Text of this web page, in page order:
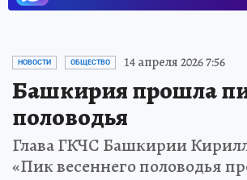
НОВОСТИ ОБЩЕСТВО 14 апреля 2026 7:56
Башкирия прошла
половодья
Глава ГКЧС Башкирии
«Пик весеннего половодья